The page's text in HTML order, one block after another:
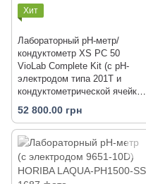
Хит
Лабораторный pH-метр/
кондуктометр XS PC 50
VioLab Complete Kit (с pH-
электродом типа 201T и
кондуктометрической ячейкой
типа 2301T)
52 800.00 грн